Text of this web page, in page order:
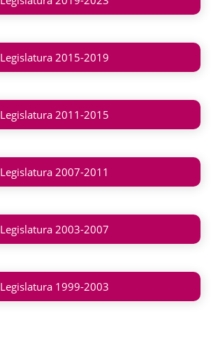
Legislatura 2015-2019
Legislatura 2011-2015
Legislatura 2007-2011
Legislatura 2003-2007
Legislatura 1999-2003